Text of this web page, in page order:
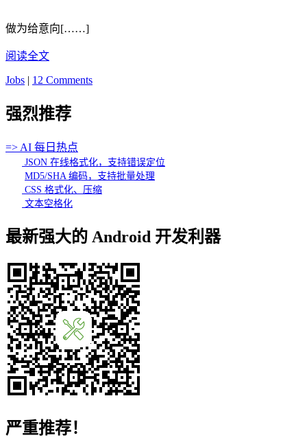
做为给意向[……]
阅读全文
Jobs | 12 Comments
强烈推荐
=> AI 每日热点
JSON 在线格式化，支持错误定位
MD5/SHA 编码，支持批量处理
CSS 格式化、压缩
文本空格化
最新强大的 Android 开发利器
严重推荐！